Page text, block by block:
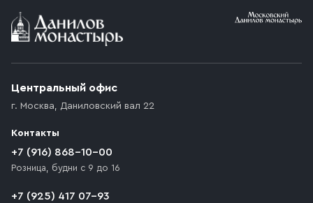
Условия доставки
возникают препятствия для подъезда автомобиля,
которое максимально близко к месту запланированной
движения. Если на территории места назначения
доставки предусмотрен платный въезд, то Покупателю
необходимо компенсировать стоимость въезда
Центральный офис
г. Москва, Даниловский вал 22
Контакты
+7 (916) 868-10-00
Розница, будни с 9 до 16
+7 (925) 417 07-93